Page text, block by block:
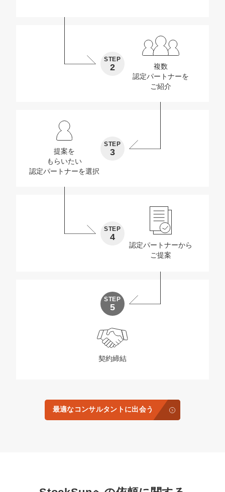
複数
認定パートナーを
ご紹介
STEP
2
提案を
もらいたい
認定パートナーを選択
STEP
3
認定パートナーから
ご提案
STEP
4
契約締結
STEP
5
最適なコンサルタントに出会う